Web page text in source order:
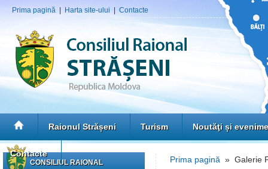
Prima pagină Harta site-ului Contacte
Raionul Strășeni Turism Noutăţi și
Contacte
CONSILIUL RAIONAL
Prima pagină » Galerie